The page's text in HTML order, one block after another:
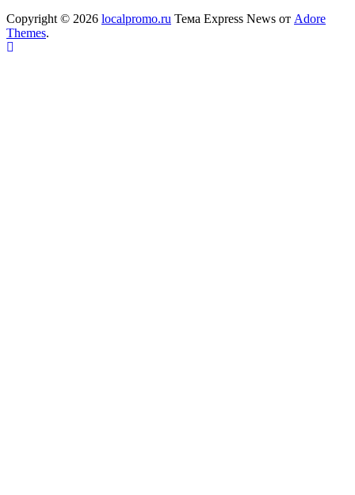
Copyright © 2026 localpromo.ru Тема Express News от Adore
Themes.